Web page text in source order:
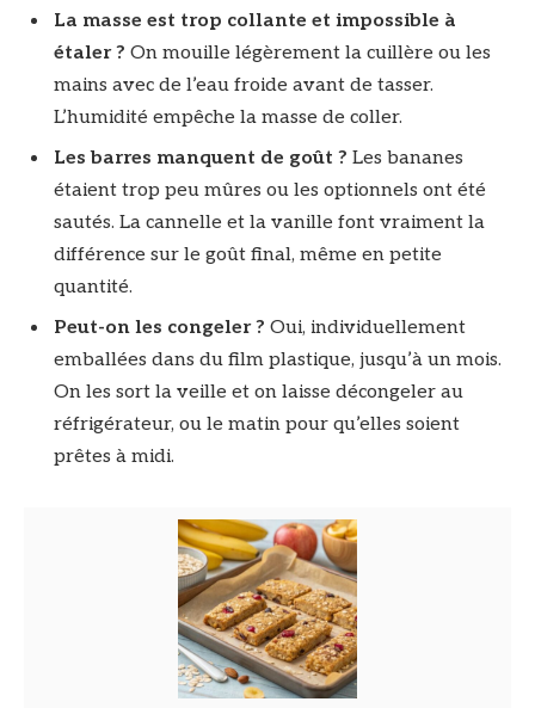
La masse est trop collante et impossible à
étaler ? On mouille légèrement la cuillère ou les
mains avec de l’eau froide avant de tasser.
L’humidité empêche la masse de coller.
Les barres manquent de goût ? Les bananes
étaient trop peu mûres ou les optionnels ont été
sautés. La cannelle et la vanille font vraiment la
différence sur le goût final, même en petite
quantité.
Peut-on les congeler ? Oui, individuellement
emballées dans du film plastique, jusqu’à un mois.
On les sort la veille et on laisse décongeler au
réfrigérateur, ou le matin pour qu’elles soient
prêtes à midi.